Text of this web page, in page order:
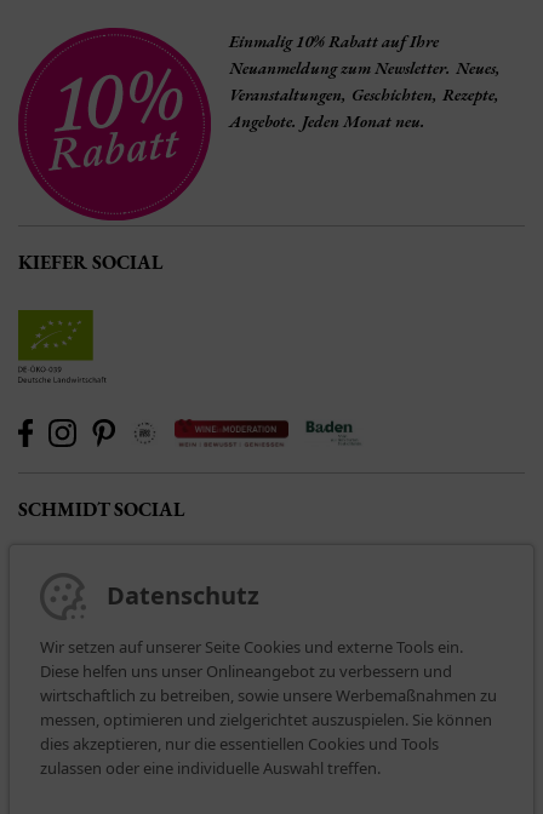
Datenschutz
Wir setzen auf unserer Seite Cookies und externe Tools ein.
Diese helfen uns unser Onlineangebot zu verbessern und
wirtschaftlich zu betreiben, sowie unsere Werbemaßnahmen zu
messen, optimieren und zielgerichtet auszuspielen. Sie können
dies akzeptieren, nur die essentiellen Cookies und Tools
zulassen oder eine individuelle Auswahl treffen.
Einmalig 10% Rabatt auf Ihre
Neuanmeldung zum Newsletter. Neues,
Veranstaltungen, Geschichten, Rezepte,
Angebote. Jeden Monat neu.
KIEFER SOCIAL
SCHMIDT SOCIAL
BEZAHLARTEN